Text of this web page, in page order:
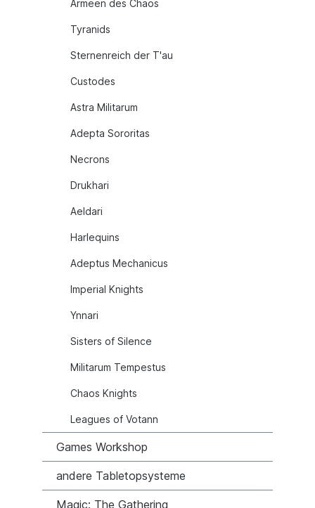
Armeen des Chaos
Tyranids
Sternenreich der T'au
Custodes
Astra Militarum
Adepta Sororitas
Necrons
Drukhari
Aeldari
Harlequins
Adeptus Mechanicus
Imperial Knights
Ynnari
Sisters of Silence
Militarum Tempestus
Chaos Knights
Leagues of Votann
Games Workshop
andere Tabletopsysteme
Magic: The Gathering